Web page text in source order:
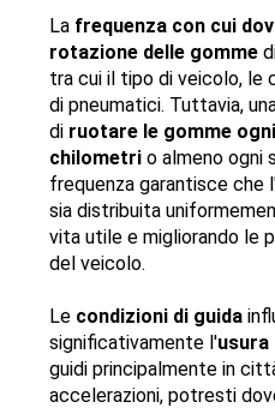
La frequenza con cui
rotazione delle gomme
tra cui il tipo di veicolo, le
di pneumatici. Tuttavia,
di ruotare le gomme
chilometri o almeno ogni
frequenza garantisce che
sia distribuita
vita utile e migliorando le
del veicolo.
Le condizioni di guida
significativamente l'usura
guidi principalmente in
accelerazioni, potresti